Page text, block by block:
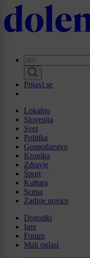
Skip
to
main
Prijavi se
Lokalno
Slovenija
Svet
Politika
Gospodarstvo
Kronika
Zdravje
Šport
Kultura
Scena
Zadnje novice
Dogodki
Igre
Forum
Mali oglasi